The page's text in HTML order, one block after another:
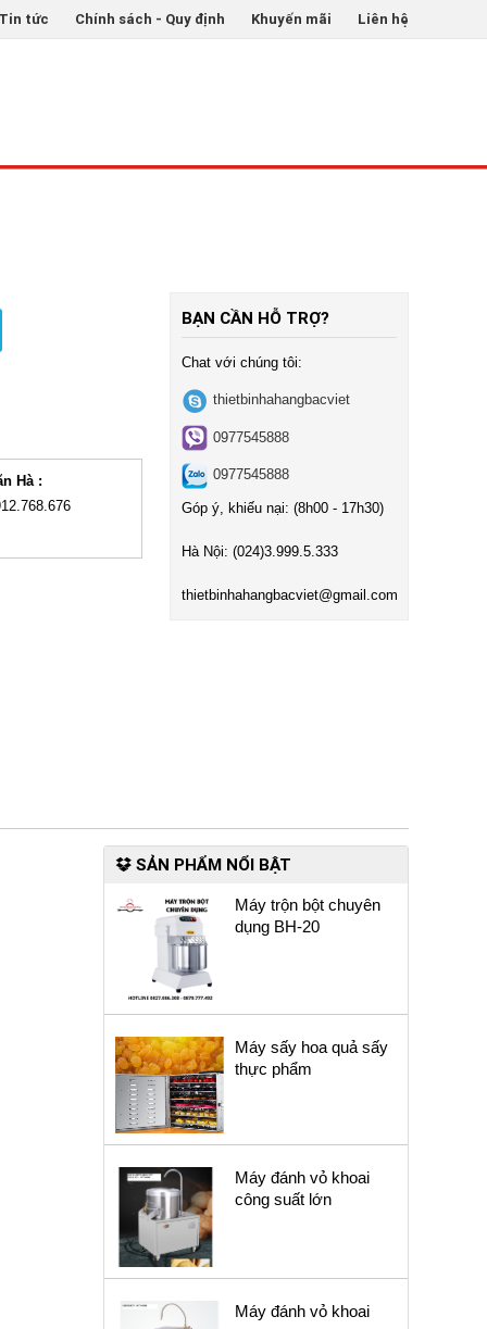
tức Chính sách - Quy định Khuyến mãi Liên hệ
Hà :
BẠN CẦN HỖ TRỢ?
Chat với chúng tôi:
thietbinhahangbacviet
0977545888
0977545888
Góp ý, khiếu nại: (8h00 - 17h30)
Hà Nội: (024)3.999.5.333
thietbinhahangbacviet@gmail.com
SẢN PHẨM NỔI BẬT
Máy trộn bột chuyên
dụng BH-20
Máy sấy hoa quả sấy
thực phẩm
Máy đánh vỏ khoai
công suất lớn
Máy đánh vỏ khoai